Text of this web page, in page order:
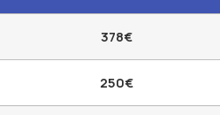
378€
250€